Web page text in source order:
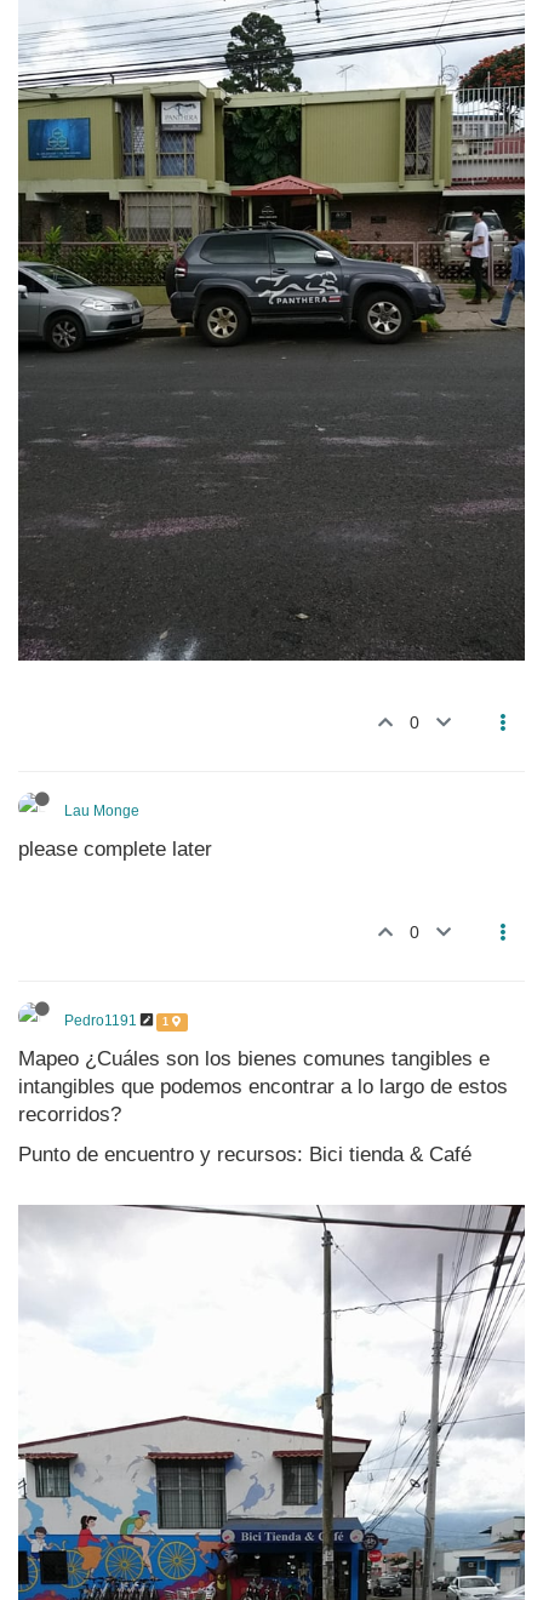
0
Lau Monge
please complete later
0
Pedro1191 1
Mapeo ¿Cuáles son los bienes comunes tangibles e
intangibles que podemos encontrar a lo largo de estos
recorridos?
Punto de encuentro y recursos: Bici tienda & Café